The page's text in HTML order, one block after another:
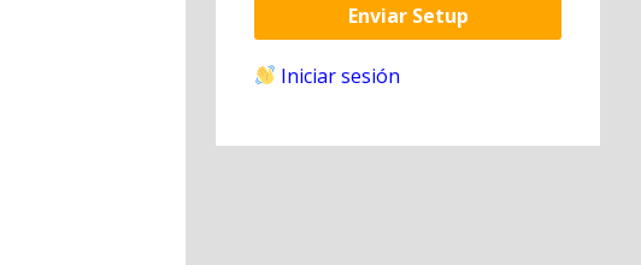
Enviar Setup
Iniciar sesión